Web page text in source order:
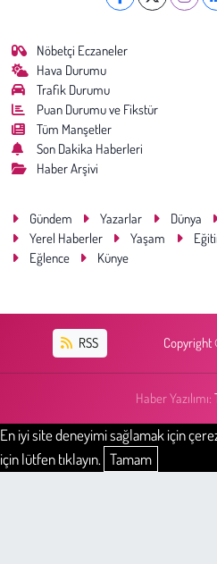
Nöbetçi Eczaneler
Hava Durumu
Trafik Durumu
Puan Durumu ve Fikstür
Tüm Manşetler
Son Dakika Haberleri
Haber Arşivi
Gündem Yazarlar Dünya
Yerel Haberler
Yaşam
Eğlence
Künye
RSS Copyright
Haber Yazılımı:
En iyi site deneyimi sağlamak için
için lütfen tıklayın. Tamam